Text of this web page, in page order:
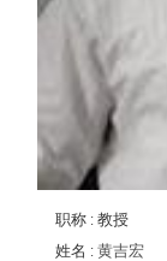
职称 : 教授
姓名 : 黄吉宏